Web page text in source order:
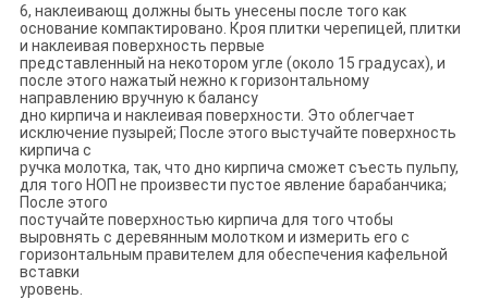
6, наклеивающ должны быть унесены после того как
основание компактировано. Кроя плитки черепицей, плитки
и наклеивая поверхность первые
представленный на некотором угле (около 15 градусах), и
после этого нажатый нежно к горизонтальному
направлению вручную к балансу
дно кирпича и наклеивая поверхности. Это облегчает
исключение пузырей; После этого выстучайте поверхность
кирпича с
ручка молотка, так, что дно кирпича сможет съесть пульпу,
для того НОП не произвести пустое явление барабанчика;
После этого
постучайте поверхностью кирпича для того чтобы
выровнять с деревянным молотком и измерить его с
горизонтальным правителем для обеспечения кафельной
вставки
уровень.